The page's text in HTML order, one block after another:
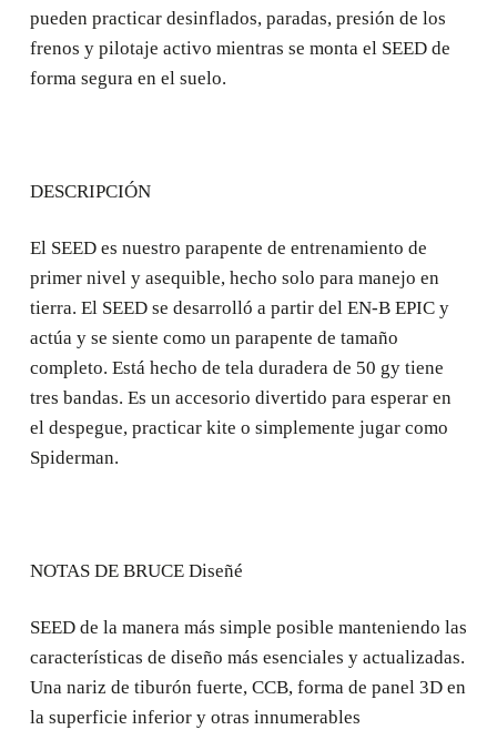
pueden practicar desinflados, paradas, presión de los
frenos y pilotaje activo mientras se monta el SEED de
forma segura en el suelo.
DESCRIPCIÓN
El SEED es nuestro parapente de entrenamiento de
primer nivel y asequible, hecho solo para manejo en
tierra. El SEED se desarrolló a partir del EN-B EPIC y
actúa y se siente como un parapente de tamaño
completo. Está hecho de tela duradera de 50 gy tiene
tres bandas. Es un accesorio divertido para esperar en
el despegue, practicar kite o simplemente jugar como
Spiderman.
NOTAS DE BRUCE Diseñé
SEED de la manera más simple posible manteniendo las
características de diseño más esenciales y actualizadas.
Una nariz de tiburón fuerte, CCB, forma de panel 3D en
la superficie inferior y otras innumerables